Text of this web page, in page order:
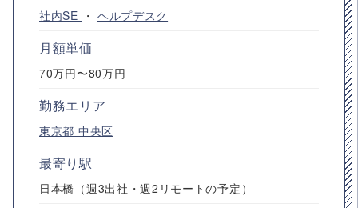
社内SE ・ ヘルプデスク
月額単価
70万円〜80万円
勤務エリア
東京都 中央区
最寄り駅
日本橋（週3出社・週2リモートの予定）